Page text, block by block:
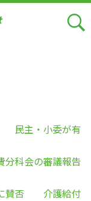
民主・小委が有
科会の審議報告
に賛否 介護給付